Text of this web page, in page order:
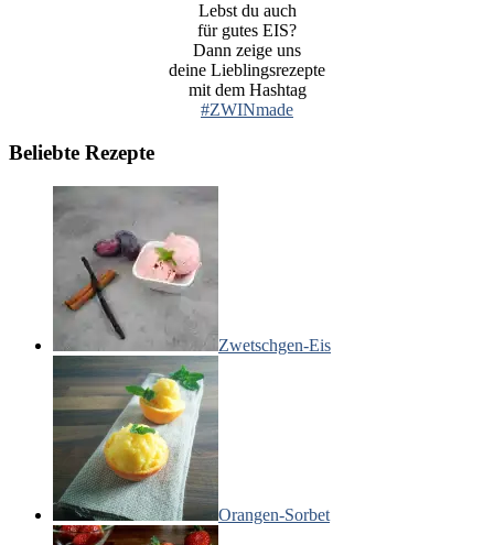
Lebst du auch
für gutes EIS?
Dann zeige uns
deine Lieblingsrezepte
mit dem Hashtag
#ZWINmade
Beliebte Rezepte
Zwetschgen-Eis
Orangen-Sorbet